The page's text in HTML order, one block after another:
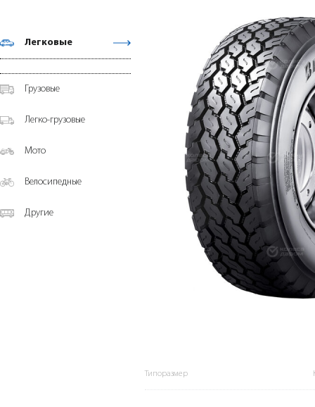
Легковые
Грузовые
Легко-грузовые
Мото
Велосипедные
Другие
Типоразмер